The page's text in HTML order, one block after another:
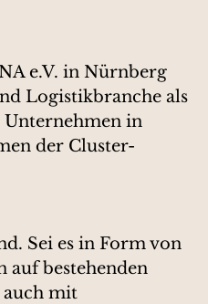
e.V. in Nürnberg
Logistikbranche als
Unternehmen in
der Cluster-
Sei es in Form von
auf bestehenden
auch mit